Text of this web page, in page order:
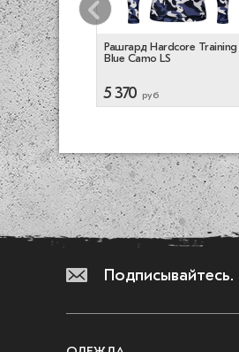
BoyBo
ФРБ)
Рашгард Hardcore Training
Blue Camo LS
5 370 руб
Подписывайтесь.